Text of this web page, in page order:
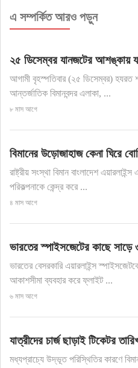
এ সম্পর্কিত আরও পড়ুন
২৫ ডিসেম্বর যানজটের আশঙ্কায়
আগামী বৃহস্পতিবার (২৫ ডিসেম্বর) হযরত
আন্তর্জাতিক বিমানবন্দর এলাকা, ...
৮ মাস আগে
বিমানের উড়োজাহাজ কেনা ঘিরে
রাষ্ট্রীয় সংস্থা বিমান বাংলাদেশ
পরিকল্পনাকে কেন্দ্র করে ...
৪ মাস আগে
ভারতের স্পাইসজেটের কাছে সাড়ে
ভারতের বেসরকারি এয়ারলাইন্স
আকাশসীমা ব্যবহার করে ফ্লাইট ...
৬ মাস আগে
যাত্রীদের চার্জ ছাড়াই টিকেটর
মধ্যপ্রাচ্যে উদ্ভূত পরিস্থিতির কারণে